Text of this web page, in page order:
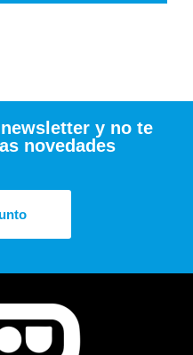
y no te
novedades